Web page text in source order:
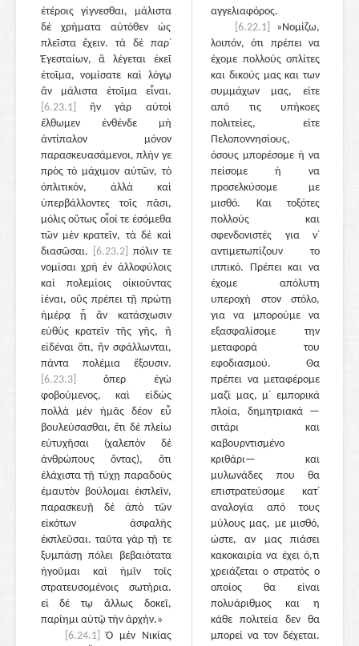
ἑτέροις γίγνεσθαι, μάλιστα
δὲ χρήματα αὐτόθεν ὡς
πλεῖστα ἔχειν. τὰ δὲ παρ᾽
Ἐγεσταίων, ἃ λέγεται ἐκεῖ
ἑτοῖμα, νομίσατε καὶ λόγῳ
ἂν μάλιστα ἑτοῖμα εἶναι.
[6.23.1]
ἢν γὰρ αὐτοὶ
ἔλθωμεν ἐνθένδε μὴ
ἀντίπαλον μόνον
παρασκευασάμενοι, πλήν γε
πρὸς τὸ μάχιμον αὐτῶν, τὸ
ὁπλιτικόν, ἀλλὰ καὶ
ὑπερβάλλοντες τοῖς πᾶσι,
μόλις οὕτως οἷοί τε ἐσόμεθα
τῶν μὲν κρατεῖν, τὰ δὲ καὶ
διασῶσαι.
[6.23.2]
πόλιν τε
νομίσαι χρὴ ἐν ἀλλοφύλοις
καὶ πολεμίοις οἰκιοῦντας
ἰέναι, οὓς πρέπει τῇ πρώτῃ
ἡμέρᾳ ᾗ ἂν κατάσχωσιν
εὐθὺς κρατεῖν τῆς γῆς, ἢ
εἰδέναι ὅτι, ἢν σφάλλωνται,
πάντα πολέμια ἕξουσιν.
[6.23.3]
ὅπερ ἐγὼ
φοβούμενος, καὶ εἰδὼς
πολλὰ μὲν ἡμᾶς δέον εὖ
βουλεύσασθαι, ἔτι δὲ πλείω
εὐτυχῆσαι (χαλεπὸν δὲ
ἀνθρώπους ὄντας), ὅτι
ἐλάχιστα τῇ τύχῃ παραδοὺς
ἐμαυτὸν βούλομαι ἐκπλεῖν,
παρασκευῇ δὲ ἀπὸ τῶν
εἰκότων ἀσφαλὴς
ἐκπλεῦσαι. ταῦτα γὰρ τῇ τε
ξυμπάσῃ πόλει βεβαιότατα
ἡγοῦμαι καὶ ἡμῖν τοῖς
στρατευσομένοις σωτήρια.
εἰ δέ τῳ ἄλλως δοκεῖ,
παρίημι αὐτῷ τὴν ἀρχήν.»
[6.24.1]
Ὁ μὲν Νικίας
αγγελιαφόρος.
[6.22.1] »Νομίζω,
λοιπόν, ότι πρέπει να
έχομε πολλούς οπλίτες
και δικούς μας και των
συμμάχων μας, είτε
από τις υπήκοες
πολιτείες, είτε
Πελοποννησίους,
όσους μπορέσομε ή να
πείσομε ή να
προσελκύσομε με
μισθό. Και τοξότες
πολλούς και
σφενδονιστές για ν᾽
αντιμετωπίζουν το
ιππικό. Πρέπει και να
έχομε απόλυτη
υπεροχή στον στόλο,
για να μπορούμε να
εξασφαλίσομε την
μεταφορά του
εφοδιασμού. Θα
πρέπει να μεταφέρομε
μαζί μας, μ᾽ εμπορικά
πλοία, δημητριακά —
σιτάρι και
καβουρντισμένο
κριθάρι— και
μυλωνάδες που θα
επιστρατεύσομε κατ᾽
αναλογία από τους
μύλους μας, με μισθό,
ώστε, αν μας πιάσει
κακοκαιρία να έχει ό,τι
χρειάζεται ο στρατός ο
οποίος θα είναι
πολυάριθμος και η
κάθε πολιτεία δεν θα
μπορεί να τον δέχεται.